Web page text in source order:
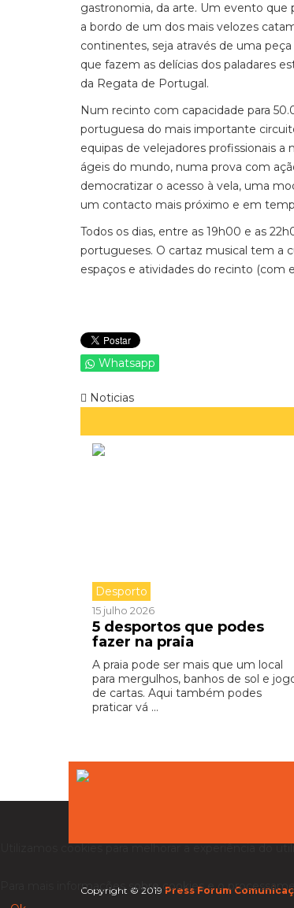
gastronomia, da arte. Um evento que
a bordo de um dos mais velozes
continentes, seja através de uma
que fazem as delícias dos paladares
da Regata de Portugal.
Num recinto com capacidade para
portuguesa do mais importante
equipas de velejadores profissionais a
ágeis do mundo, numa prova com
democratizar o acesso à vela, uma
um contacto mais próximo e em
Todos os dias, entre as 19h00 e as
portugueses. O cartaz musical tem a
espaços e atividades do recinto (com
Whatsapp
Noticias
Desporto
15 julho 2026
5 desportos que podes
fazer na praia
A praia pode ser mais que um local
para mergulhos, banhos de sol e
de cartas. Aqui também podes
praticar vá ...
Copyright © 2019 Press Forum
Utilizamos cookies para melhorar a experiência do
Para mais informações sobre cookies e o